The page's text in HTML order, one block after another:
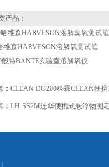
产品：
维森HARVESON溶解臭氧测试笔
维森HARVESON溶解氧测试笔
般特BANTE实验室溶解氧仪
： CLEAN DO200科霖CLEAN便
： LH-SS2M连华便携式悬浮物测